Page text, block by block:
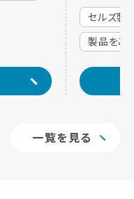
セルズ製
製品をご
一覧を見る